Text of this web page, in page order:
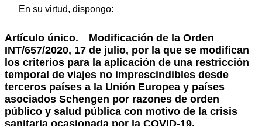
En su virtud, dispongo:
Artículo único. Modificación de la Orden
INT/657/2020, 17 de julio, por la que se modifican
los criterios para la aplicación de una restricción
temporal de viajes no imprescindibles desde
terceros países a la Unión Europea y países
asociados Schengen por razones de orden
público y salud pública con motivo de la crisis